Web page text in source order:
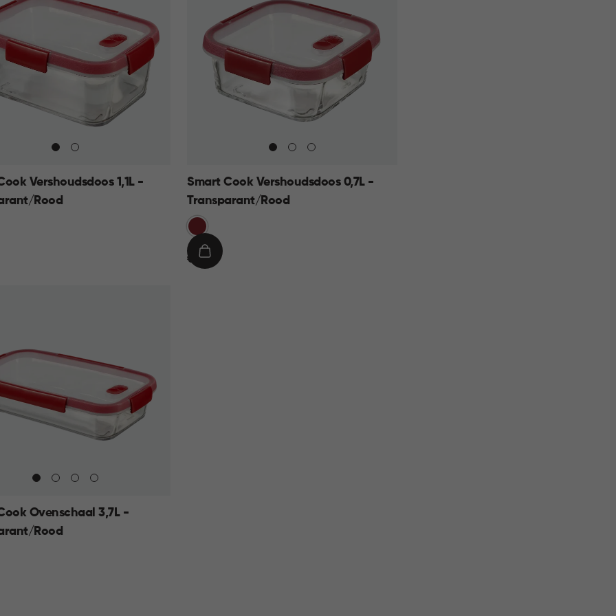
Vershoudsdoos 1,1L -
Rood
Smart Cook Vershoudsdoos 0,7L -
Transparant/Rood
Rood
€€ 9,95
IN
Ovenschaal 3,7L -
Rood